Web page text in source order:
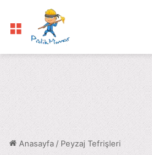
Menü
Anasayfa / Peyzaj Tefrişleri